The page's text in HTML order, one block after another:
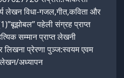
लेखन विधा-गजल,गीत,कविता और
पहेली संग्रह प्राप्त
सम्मान प्राप्त लेखनी
लिखना प्रेरणा पुञ्ज:स्वयम एवम
अध्यापन